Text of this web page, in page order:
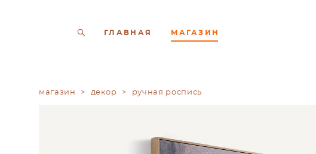
ГЛАВНАЯ МАГАЗИН
магазин > декор > ручная роспись